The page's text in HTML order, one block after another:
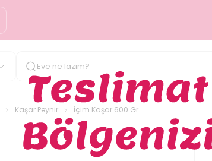
Kaşar Peynir İçim Kaşar 600 Gr